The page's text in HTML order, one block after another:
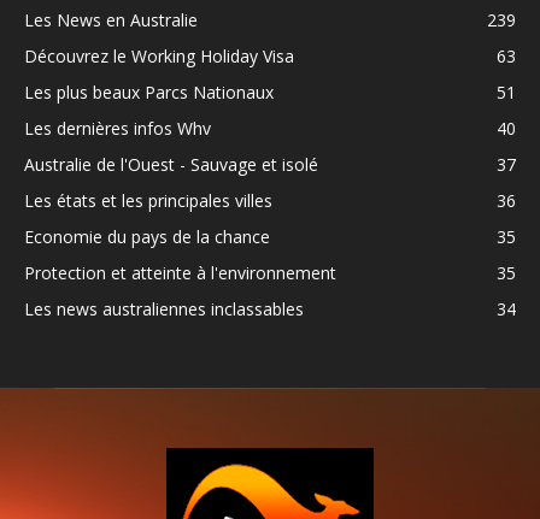
Les News en Australie
239
Découvrez le Working Holiday Visa
63
Les plus beaux Parcs Nationaux
51
Les dernières infos Whv
40
Australie de l'Ouest - Sauvage et isolé
37
Les états et les principales villes
36
Economie du pays de la chance
35
Protection et atteinte à l'environnement
35
Les news australiennes inclassables
34